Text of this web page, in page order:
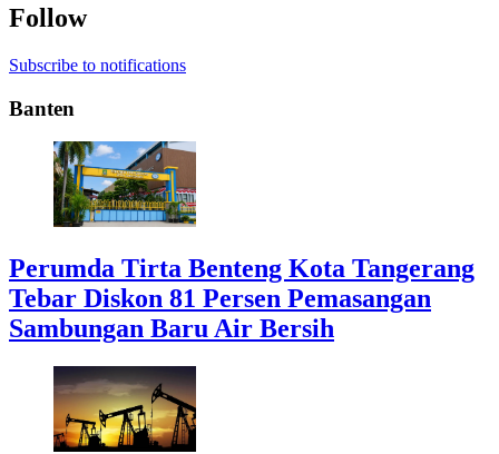
Follow
Subscribe to notifications
Banten
Perumda Tirta Benteng Kota Tangerang
Tebar Diskon 81 Persen Pemasangan
Sambungan Baru Air Bersih